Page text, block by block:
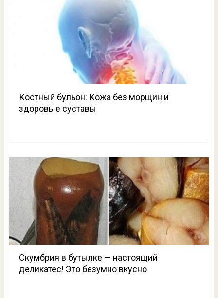
Костный бульон: Кожа без морщин и
здоровые суставы
Скумбрия в бутылке — настоящий
деликатес! Это безумно вкусно